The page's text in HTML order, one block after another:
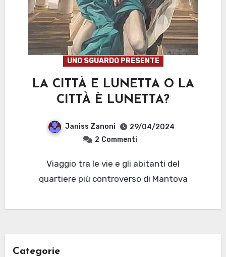
UNO SGUARDO PRESENTE
LA CITTÀ E LUNETTA O LA
CITTÀ È LUNETTA?
Janiss Zanoni
29/04/2024
2 Commenti
Viaggio tra le vie e gli abitanti del
quartiere più controverso di Mantova
Categorie